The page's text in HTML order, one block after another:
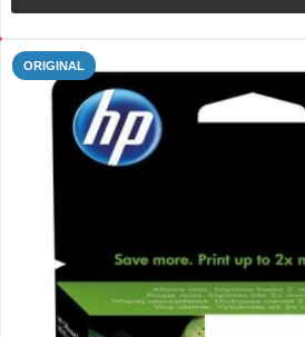
ORIGINAL